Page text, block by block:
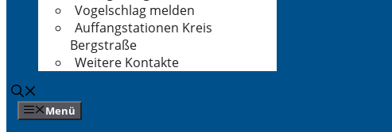
Vogelschlag melden
Auffangstationen Kreis
Bergstraße
Weitere Kontakte
Menü